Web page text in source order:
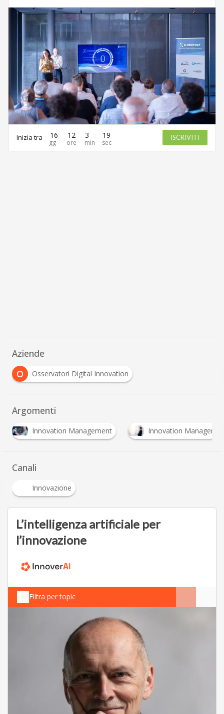
Inizia tra 16 12 3 19 ISCRIVITI
Aziende
O
Osservatori Digital Innovation
Argomenti
Innovation Manager Osservatorio startup
Canali
Innovazione
L’intelligenza artificiale per
l’innovazione
Filtra per topic